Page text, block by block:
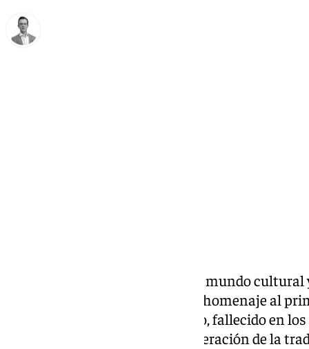
Sergio Carrégalo, conocido en el mundo
como «Dagio», ha podido rendir homenaje al
Antequera como Juan Carrégalo, fallecido en
en el ámbito cultural y de recuperación de la